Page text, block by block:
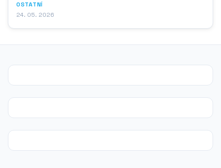
OSTATNÍ
24. 05. 2026